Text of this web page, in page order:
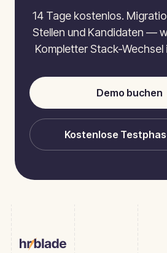
14 Tage kostenlos.
Stellen und Kandidaten —
Kompletter Stack-Wechsel
Demo buchen
Kostenlose